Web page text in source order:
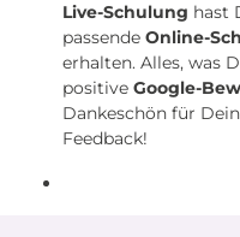
Live-Schulung hast
passende Online-
erhalten. Alles, was
positive Google-
Dankeschön für
Feedback!